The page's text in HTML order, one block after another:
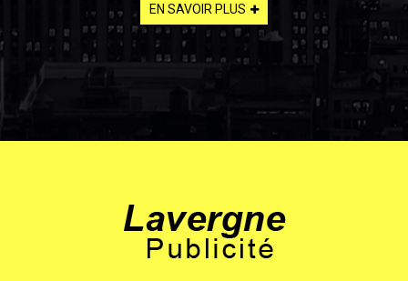
EN SAVOIR PLUS